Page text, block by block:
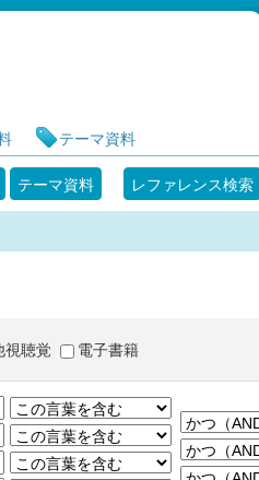
索・予約システム
テーマ資料
テーマ資料 レファレンス検索
視聴覚 電子書籍